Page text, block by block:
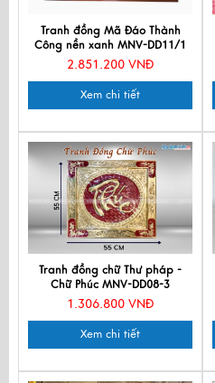
Tranh đồng Mã Đáo Thành
Công nền xanh MNV-DD11/1
2.851.200 VNĐ
Xem chi tiết
Tranh đồng chữ Thư pháp -
Chữ Phúc MNV-DD08-3
1.306.800 VNĐ
Xem chi tiết